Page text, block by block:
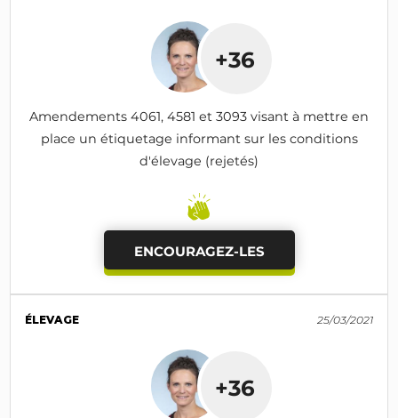
+36
Amendements 4061, 4581 et 3093 visant à mettre en
place un étiquetage informant sur les conditions
d'élevage (rejetés)
ENCOURAGEZ-LES
ÉLEVAGE 25/03/2021
+36